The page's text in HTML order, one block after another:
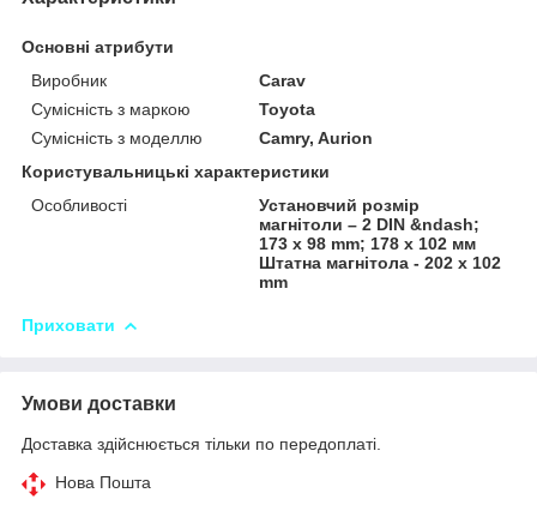
Основні атрибути
Виробник
Carav
Сумісність з маркою
Toyota
Сумісність з моделлю
Camry, Aurion
Користувальницькі характеристики
Особливості
Установчий розмір
магнітоли – 2 DIN &ndash;
173 x 98 mm; 178 x 102 мм
Штатна магнітола - 202 x 102
mm
Приховати
Умови доставки
Доставка здійснюється тільки по передоплаті.
Нова Пошта